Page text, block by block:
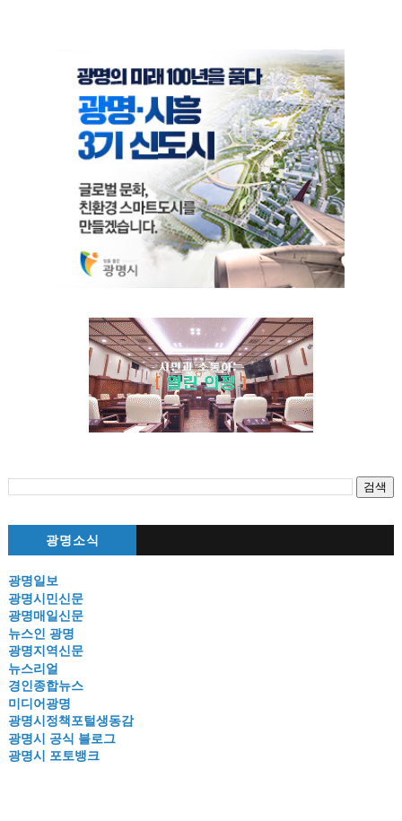
광명소식
광명일보
광명시민신문
광명매일신문
뉴스인 광명
광명지역신문
뉴스리얼
경인종합뉴스
미디어광명
광명시정책포털생동감
광명시 공식 블로그
광명시 포토뱅크